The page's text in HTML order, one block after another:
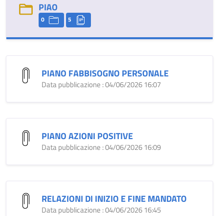
PIAO
0 5
PIANO FABBISOGNO PERSONALE
Data pubblicazione : 04/06/2026 16:07
PIANO AZIONI POSITIVE
Data pubblicazione : 04/06/2026 16:09
RELAZIONI DI INIZIO E FINE MANDATO
Data pubblicazione : 04/06/2026 16:45